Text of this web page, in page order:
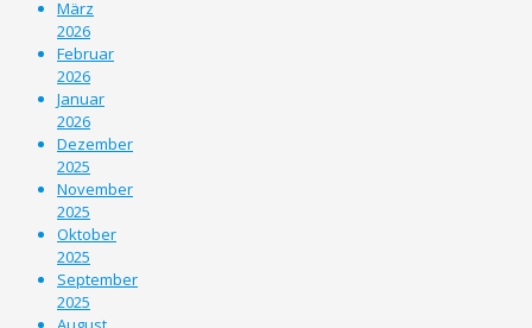
März
2026
Februar
2026
Januar
2026
Dezember
2025
November
2025
Oktober
2025
September
2025